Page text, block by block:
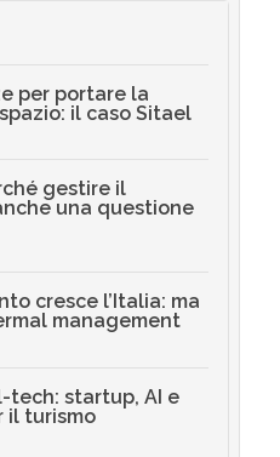
per portare la
il caso Sitael
gestire il
una questione
cresce l’Italia: ma
management
tech: startup, AI e
il turismo